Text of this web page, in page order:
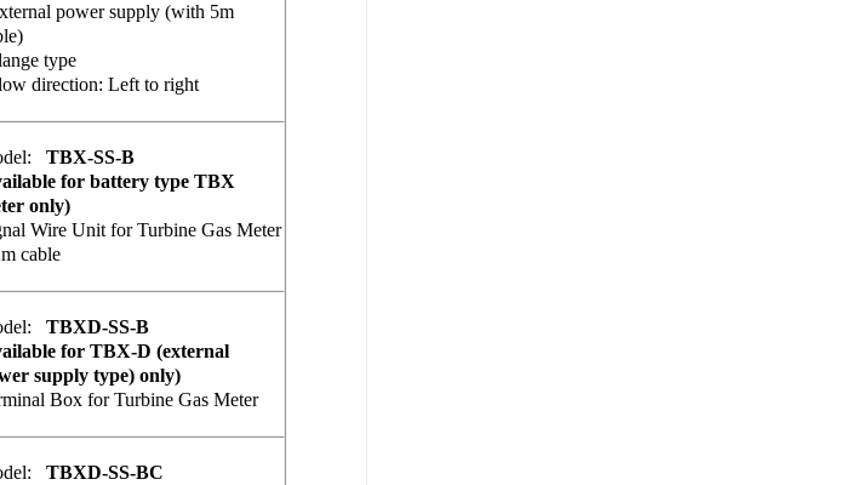
power supply (with 5m
type
direction: Left to right
TBX-SS-B
for battery type TBX
only)
Wire Unit for Turbine Gas Meter
cable
TBXD-SS-B
for TBX-D (external
supply type) only)
Box for Turbine Gas Meter
TBXD-SS-BC